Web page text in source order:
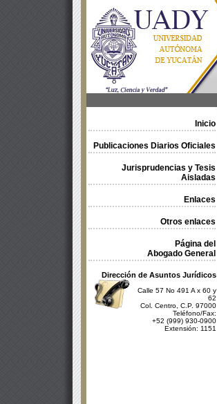
Inicio
Publicaciones Diarios Oficiales
Jurisprudencias y Tesis
Aisladas
Enlaces
Otros enlaces
Página del
Abogado General
Dirección de Asuntos Jurídicos
Calle 57 No 491 A x 60 y
62
Col. Centro, C.P. 97000
Teléfono/Fax:
+52 (999) 930-0900
Extensión: 1151